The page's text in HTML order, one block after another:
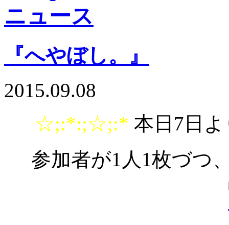
『へやぼし。』
2015.09.08
☆;:*:;☆;:* 本日7日
参加者が1人1枚づつ